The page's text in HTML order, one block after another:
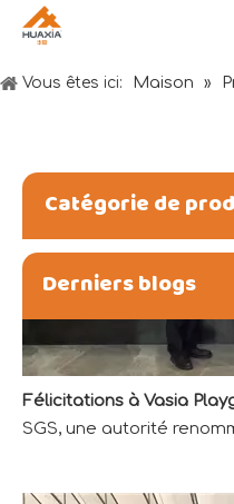
Vous êtes ici: Maison »
Catégorie de
Derniers blogs
SGS, une autorité